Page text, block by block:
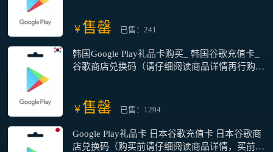
￥ 售罄 已售：241
韩国Google Play礼品卡购买_ 韩国谷歌充值卡_
谷歌商店兑换码（请仔细阅读商品详情再行购
￥ 售罄 已售：1294
Google Play礼品卡 日本谷歌充值卡 日本谷歌商
店兑换码（购买前请仔细阅读商品详情，买前请